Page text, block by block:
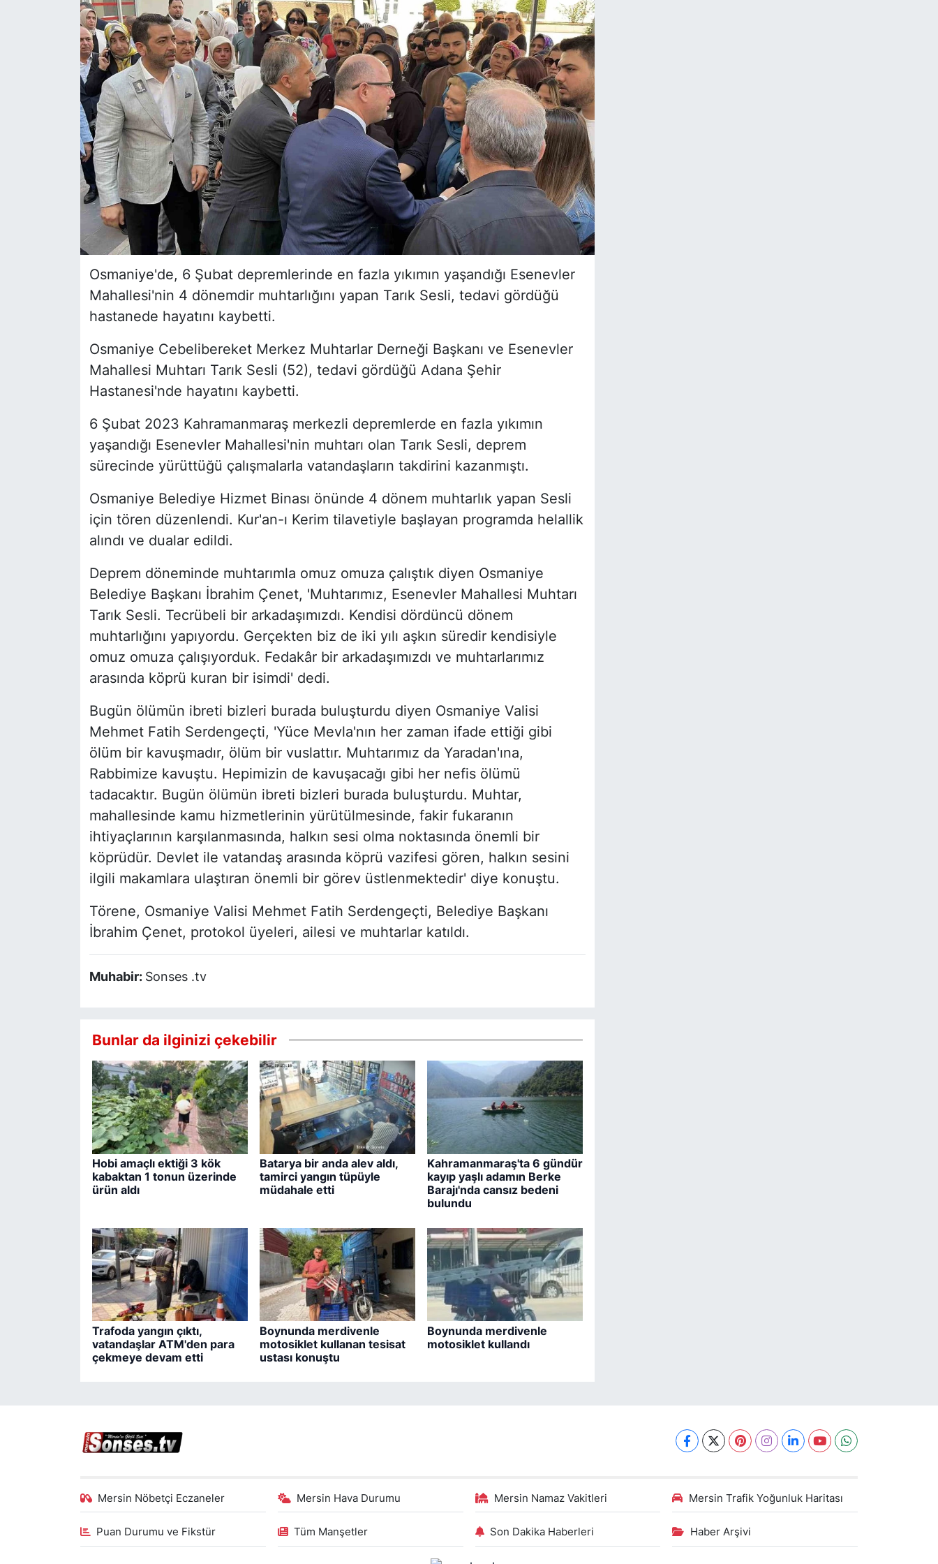
Osmaniye'de, 6 Şubat depremlerinde en fazla yıkımın yaşandığı Esenevler
Mahallesi'nin 4 dönemdir muhtarlığını yapan Tarık Sesli, tedavi gördüğü
hastanede hayatını kaybetti.
Osmaniye Cebelibereket Merkez Muhtarlar Derneği Başkanı ve Esenevler
Mahallesi Muhtarı Tarık Sesli (52), tedavi gördüğü Adana Şehir
Hastanesi'nde hayatını kaybetti.
6 Şubat 2023 Kahramanmaraş merkezli depremlerde en fazla yıkımın
yaşandığı Esenevler Mahallesi'nin muhtarı olan Tarık Sesli, deprem
sürecinde yürüttüğü çalışmalarla vatandaşların takdirini kazanmıştı.
Osmaniye Belediye Hizmet Binası önünde 4 dönem muhtarlık yapan Sesli
için tören düzenlendi. Kur'an-ı Kerim tilavetiyle başlayan programda helallik
alındı ve dualar edildi.
Deprem döneminde muhtarımla omuz omuza çalıştık diyen Osmaniye
Belediye Başkanı İbrahim Çenet, 'Muhtarımız, Esenevler Mahallesi Muhtarı
Tarık Sesli. Tecrübeli bir arkadaşımızdı. Kendisi dördüncü dönem
muhtarlığını yapıyordu. Gerçekten biz de iki yılı aşkın süredir kendisiyle
omuz omuza çalışıyorduk. Fedakâr bir arkadaşımızdı ve muhtarlarımız
arasında köprü kuran bir isimdi' dedi.
Bugün ölümün ibreti bizleri burada buluşturdu diyen Osmaniye Valisi
Mehmet Fatih Serdengeçti, 'Yüce Mevla'nın her zaman ifade ettiği gibi
ölüm bir kavuşmadır, ölüm bir vuslattır. Muhtarımız da Yaradan'ına,
Rabbimize kavuştu. Hepimizin de kavuşacağı gibi her nefis ölümü
tadacaktır. Bugün ölümün ibreti bizleri burada buluşturdu. Muhtar,
mahallesinde kamu hizmetlerinin yürütülmesinde, fakir fukaranın
ihtiyaçlarının karşılanmasında, halkın sesi olma noktasında önemli bir
köprüdür. Devlet ile vatandaş arasında köprü vazifesi gören, halkın sesini
ilgili makamlara ulaştıran önemli bir görev üstlenmektedir' diye konuştu.
Törene, Osmaniye Valisi Mehmet Fatih Serdengeçti, Belediye Başkanı
İbrahim Çenet, protokol üyeleri, ailesi ve muhtarlar katıldı.
Muhabir: Sonses .tv
Bunlar da ilginizi çekebilir
Hobi amaçlı ektiği 3 kök
kabaktan 1 tonun üzerinde
ürün aldı
Batarya bir anda alev aldı,
tamirci yangın tüpüyle
müdahale etti
Kahramanmaraş'ta 6 gündür
kayıp yaşlı adamın Berke
Barajı'nda cansız bedeni
bulundu
Trafoda yangın çıktı,
vatandaşlar ATM'den para
çekmeye devam etti
Boynunda merdivenle
motosiklet kullanan tesisat
ustası konuştu
Boynunda merdivenle
motosiklet kullandı
Mersin Nöbetçi Eczaneler Mersin Hava Durumu Mersin Namaz Vakitleri Mersin Trafik Yoğunluk Haritası
Puan Durumu ve Fikstür Tüm Manşetler Son Dakika Haberleri Haber Arşivi
Siyaset
YEREL HABER
Haberde insan
Tanıtım